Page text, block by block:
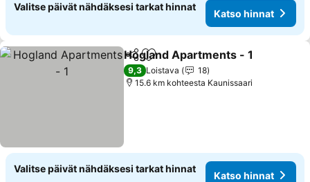
Valitse päivät nähdäksesi tarkat hinnat
Katso hinnat
Jaa Lisää suosikkeihin
Hogland Apartments - 1
9,3 Loistava
18
15.6 km kohteesta Kaunissaari
Valitse päivät nähdäksesi tarkat hinnat
Katso hinnat